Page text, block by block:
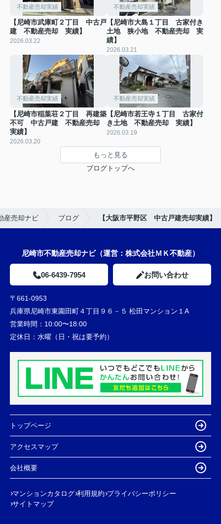
不動産売却実績
【尼崎市武庫町２丁目 中古戸
建 不動産売却 実績】
2026.03.22
不動産売却実績
【尼崎市大島１丁目 古家付き
土地 狭小地 不動産売却 実
績】
2026.03.21
不動産売却実績
【尼崎市稲葉荘２丁目 再建築
不可 中古戸建 不動産売却
実績】
2026.03.20
不動産売却実績
【尼崎市若王寺１丁目 古家付
き土地 不動産売却 実績】
2026.03.19
もっと見る
ブログトップへ
産売却ナビ ブログ 【大阪市平野区 中古戸建売却実績】
尼崎市不動産売却ナビ（運営：株式会社ＭＫ不動産）
06-6439-7954 お問い合わせ
〒661-0953
兵庫県尼崎市東園田町４丁目９６－５ 松田マンション１A
営業時間： 10:00〜18:00
定休日： 水曜（日・祝は要予約）
トップページ
アクセスマップ
会社概要
マンションカタログ 利用規約 プライバシーポリシー
サイトマップ